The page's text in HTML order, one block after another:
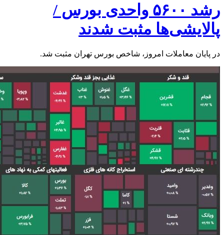
رشد ۵۶۰۰ واحدی بورس /
پالایشی‌ها مثبت شدند
در پایان معاملات امروز، شاخص بورس تهران مثبت شد.